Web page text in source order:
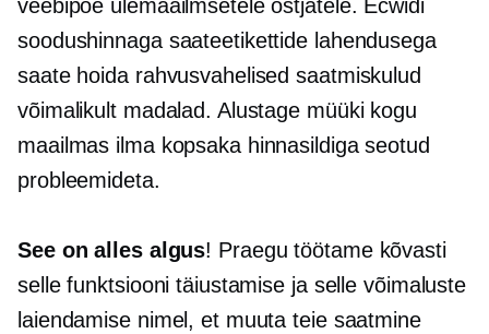
veebipoe ülemaailmsetele ostjatele. Ecwidi
soodushinnaga saateetikettide lahendusega
saate hoida rahvusvahelised saatmiskulud
võimalikult madalad. Alustage müüki kogu
maailmas ilma kopsaka hinnasildiga seotud
probleemideta.
See on alles algus! Praegu töötame kõvasti
selle funktsiooni täiustamise ja selle võimaluste
laiendamise nimel, et muuta teie saatmine